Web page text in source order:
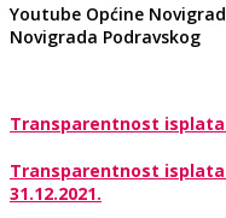
Youtube Općine
Novigrada Podravskog
Transparentnost isplata
Transparentnost isplata
31.12.2021.